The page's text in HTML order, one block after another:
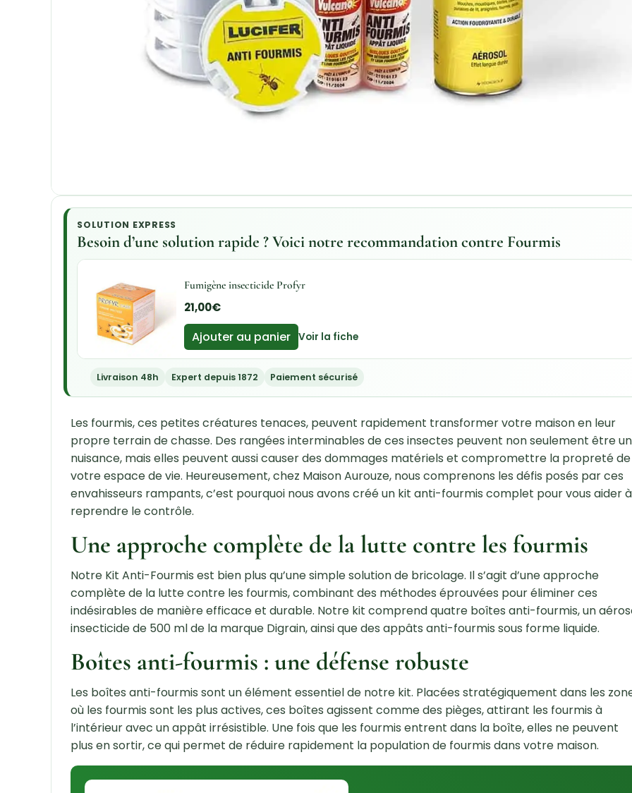
SOLUTION EXPRESS
Besoin d’une solution rapide ? Voici notre recommandation contre Fourmis
Fumigène insecticide Profyr
21,00€
Ajouter au panier Voir la fiche
Livraison 48h Expert depuis 1872 Paiement sécurisé
Les fourmis, ces petites créatures tenaces, peuvent rapidement transformer votre maison en leur
propre terrain de chasse. Des rangées interminables de ces insectes peuvent non seulement être
nuisance, mais elles peuvent aussi causer des dommages matériels et compromettre la propreté de
votre espace de vie. Heureusement, chez Maison Aurouze, nous comprenons les défis posés par ces
envahisseurs rampants, c’est pourquoi nous avons créé un kit anti-fourmis complet pour vous aider à
reprendre le contrôle.
Une approche complète de la lutte contre les fourmis
Notre Kit Anti-Fourmis est bien plus qu’une simple solution de bricolage. Il s’agit d’une approche
complète de la lutte contre les fourmis, combinant des méthodes éprouvées pour éliminer ces
indésirables de manière efficace et durable. Notre kit comprend quatre boîtes anti-fourmis, un
insecticide de 500 ml de la marque Digrain, ainsi que des appâts anti-fourmis sous forme liquide.
Boîtes anti-fourmis : une défense robuste
Les boîtes anti-fourmis sont un élément essentiel de notre kit. Placées stratégiquement dans les
où les fourmis sont les plus actives, ces boîtes agissent comme des pièges, attirant les fourmis à
l’intérieur avec un appât irrésistible. Une fois que les fourmis entrent dans la boîte, elles ne peuvent
plus en sortir, ce qui permet de réduire rapidement la population de fourmis dans votre maison.